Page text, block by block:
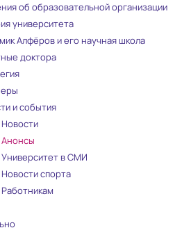
об образовательной организации
университета
Алфёров и его научная школа
доктора
и события
Новости
Анонсы
Университет в СМИ
Новости спорта
Работникам